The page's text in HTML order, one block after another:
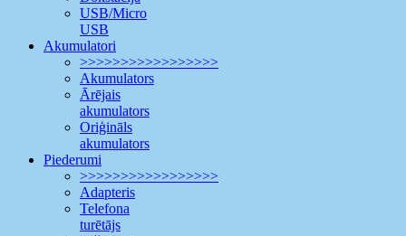
USB/Micro
USB
Akumulatori
>>>>>>>>>>>>>>>>>
Akumulators
Ārējais
akumulators
Oriģināls
akumulators
Piederumi
>>>>>>>>>>>>>>>>>
Adapteris
Telefona
turētājs